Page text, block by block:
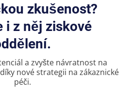
zkušenost?
i z něj ziskové
a zvyšte návratnost na
nové strategii na zákaznické
péči.